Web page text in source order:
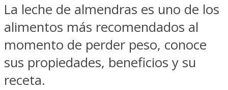
La leche de almendras es uno de los
alimentos más recomendados al
momento de perder peso, conoce
sus propiedades, beneficios y su
receta.